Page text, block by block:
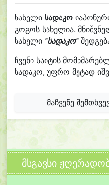
სახელი სადაკო
გოგოს სახელია.
სახელი "სადაკო"
ჩვენი საიტის
სადაკო, უფრო მეტად
მაჩვენე
მსგავსი